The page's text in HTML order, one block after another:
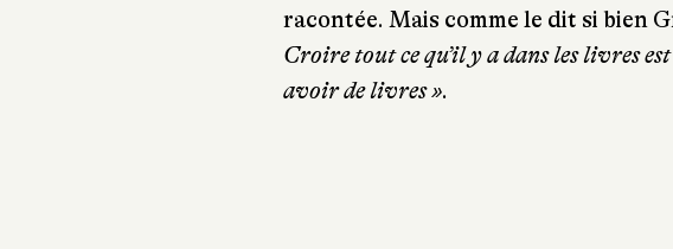
racontée. Mais comme le dit si bien
Croire tout ce qu’il y a dans les livres
avoir de livres ».